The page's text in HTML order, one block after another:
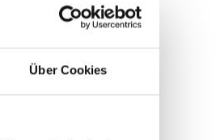
Über Cookies